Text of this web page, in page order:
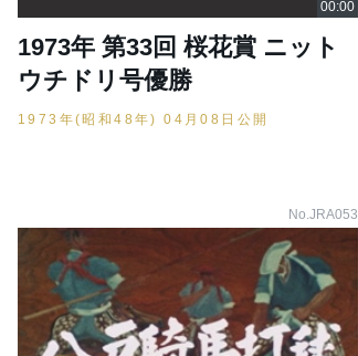
1973年 第33回 桜花賞 ニット
ウチドリ号優勝
1973年(昭和48年) 04月08日公開
No.JRA053